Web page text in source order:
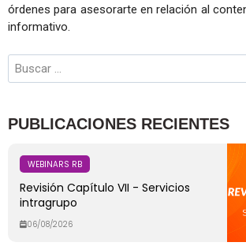
órdenes para asesorarte en relación al
informativo.
PUBLICACIONES RECIENTES
WEBINARS RB
Revisión Capítulo VII - Servicios
intragrupo
06/08/2026